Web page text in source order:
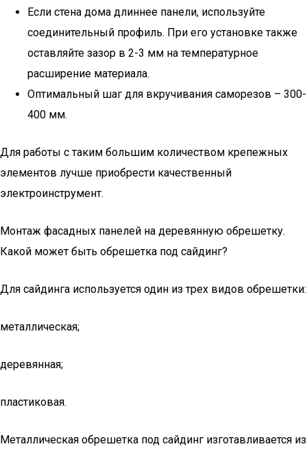
Если стена дома длиннее панели, используйте
соединительный профиль. При его установке также
оставляйте зазор в 2-3 мм на температурное
расширение материала.
Оптимальный шаг для вкручивания саморезов – 300-
400 мм.
Для работы с таким большим количеством крепежных
элементов лучше приобрести качественный
электроинструмент.
Монтаж фасадных панелей на деревянную обрешетку.
Какой может быть обрешетка под сайдинг?
Для сайдинга используется один из трех видов обрешетки:
металлическая;
деревянная;
пластиковая.
Металлическая обрешетка под сайдинг изготавливается из